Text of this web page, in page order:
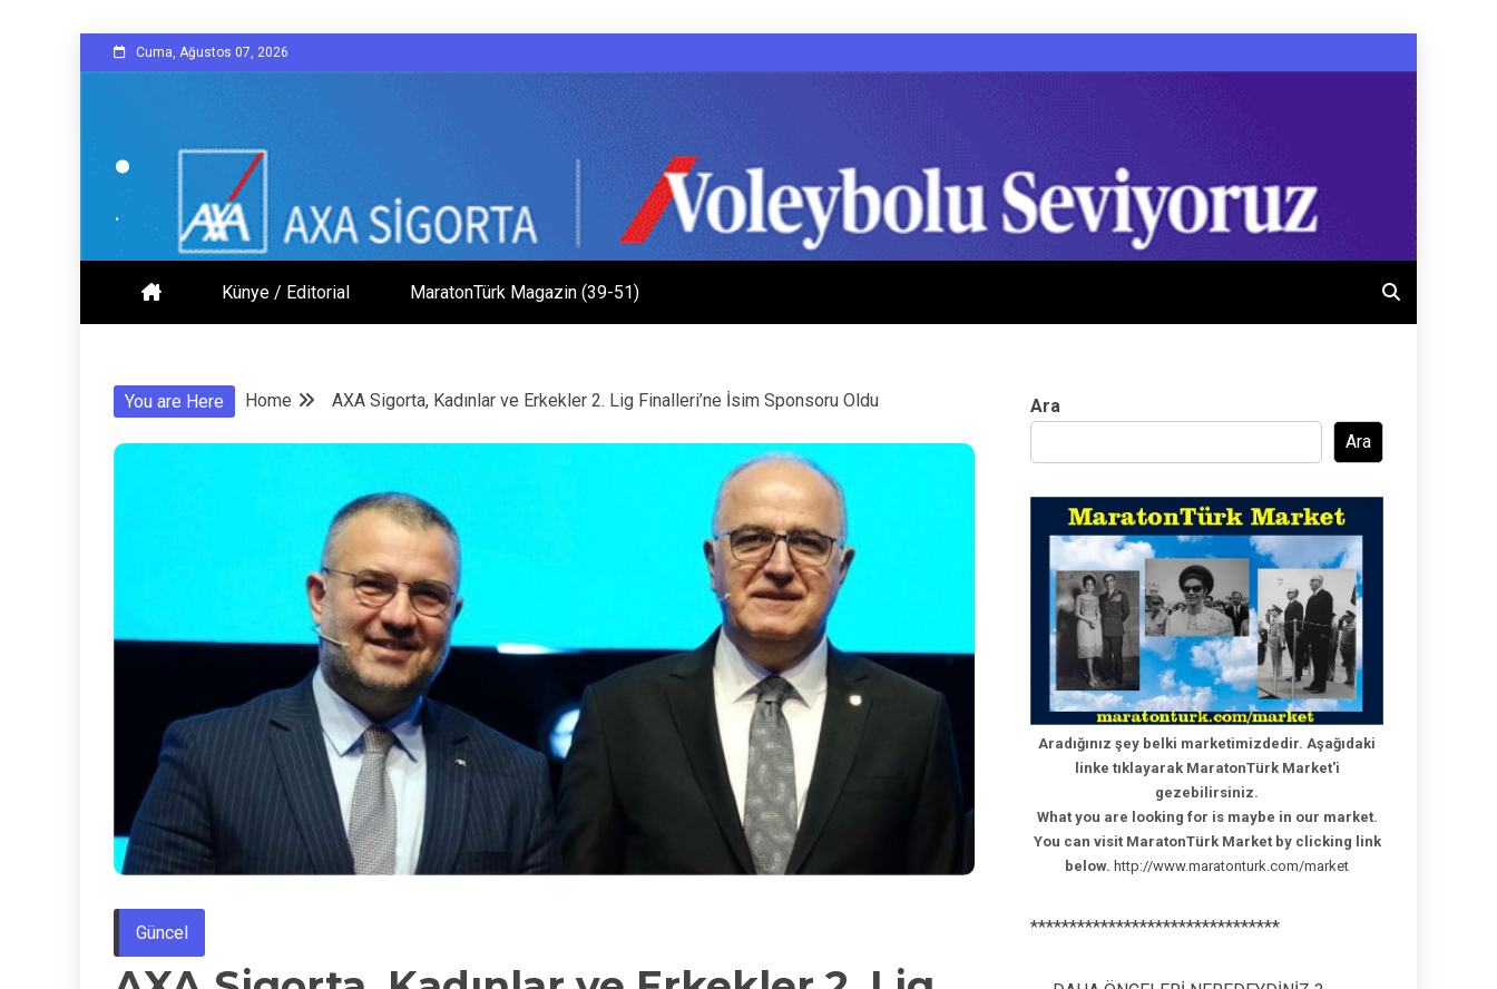
to
Cuma, Ağustos 07, 2026
.
.
Künye / Editorial MaratonTürk Magazin (39-51)
You are Here Home AXA Sigorta, Kadınlar ve Erkekler 2. Lig Finalleri’ne İsim Sponsoru Oldu
Güncel
Ara
Ara
Aradığınız şey belki marketimizdedir. Aşağıdaki
linke tıklayarak MaratonTürk Market'i
gezebilirsiniz.
What you are looking for is maybe in our market.
You can visit MaratonTürk Market by clicking link
below. http://www.maratonturk.com/market
********************************